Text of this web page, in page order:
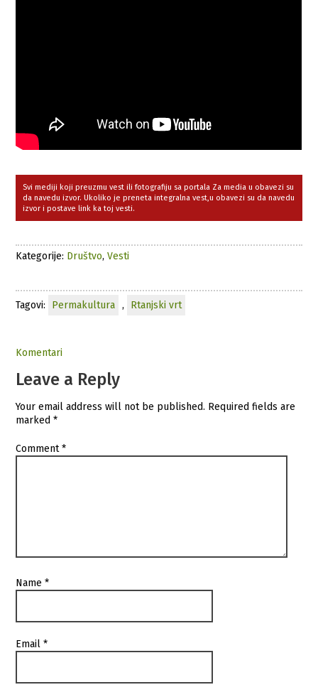
Svi mediji koji preuzmu vest ili fotografiju sa portala Za media u obavezi su
da navedu izvor. Ukoliko je preneta integralna vest,u obavezi su da navedu
izvor i postave link ka toj vesti.
Kategorije: Društvo,Vesti
Tagovi: Permakultura , Rtanjski vrt
Komentari
Leave a Reply
Your email address will not be published. Required fields are
marked*
Comment*
Name*
Email*